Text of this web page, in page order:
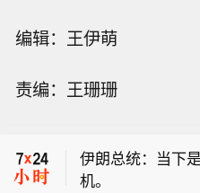
编辑：王伊萌
责编：王珊珊
伊朗总统：当下
机。
局面下，经济状
伊朗总统：当下
机。